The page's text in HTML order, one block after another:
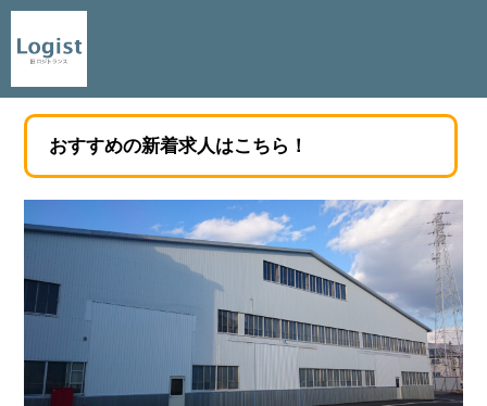
おすすめの新着求人はこちら！